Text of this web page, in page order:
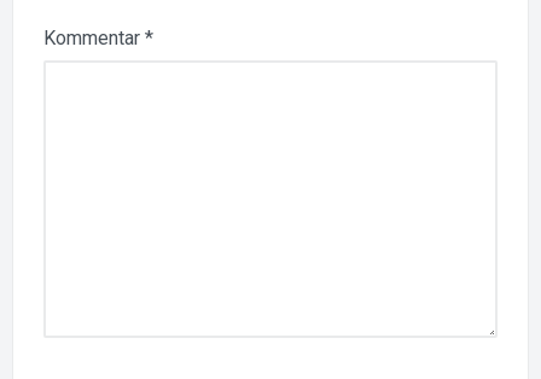
Kommentar *